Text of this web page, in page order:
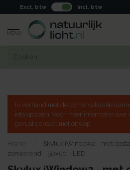
Excl. btw Incl. btw
MENU
In verband met de zomervakantie
iets oplopen. Voor meer informatie
gerust contact met ons op.
Home
Skylux iWindow2 - met
zonwerend - 50x50 - LED